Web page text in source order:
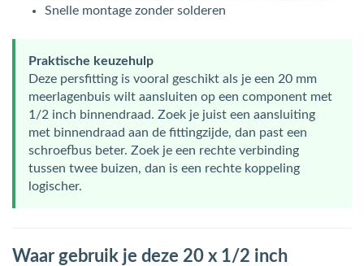
Snelle montage zonder solderen
Praktische keuzehulp
Deze persfitting is vooral geschikt als je een 20 mm
meerlagenbuis wilt aansluiten op een component met
1/2 inch binnendraad. Zoek je juist een aansluiting
met binnendraad aan de fittingzijde, dan past een
schroefbus beter. Zoek je een rechte verbinding
tussen twee buizen, dan is een rechte koppeling
logischer.
Waar gebruik je deze 20 x 1/2 inch